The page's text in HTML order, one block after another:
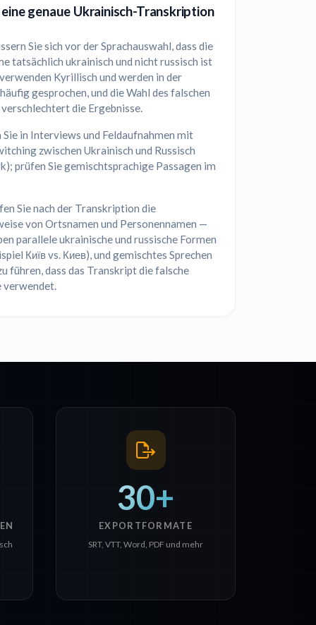
genaue Ukrainisch-Transkription
Sie sich vor der Sprachauswahl, dass die
tatsächlich ukrainisch und nicht russisch ist
Kyrillisch und werden in der
gesprochen, und die Wahl des falschen
die Ergebnisse.
Sie in Interviews und Feldaufnahmen mit
zwischen Ukrainisch und Russisch
prüfen Sie gemischtsprachige Passagen im
Sie nach der Transkription die
von Ortsnamen und Personennamen —
parallele ukrainische und russische Formen
Київ vs. Киев), und gemischtes Sprechen
führen, dass das Transkript die falsche
verwendet.
30+
EXPORTFORMATE
SRT, VTT, Word, PDF und mehr